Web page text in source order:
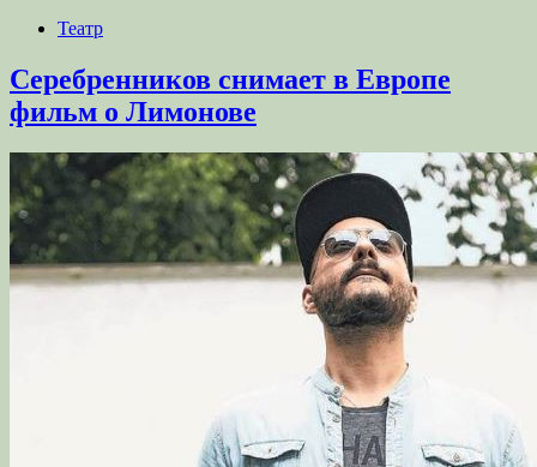
Театр
Серебренников снимает в Европе
фильм о Лимонове